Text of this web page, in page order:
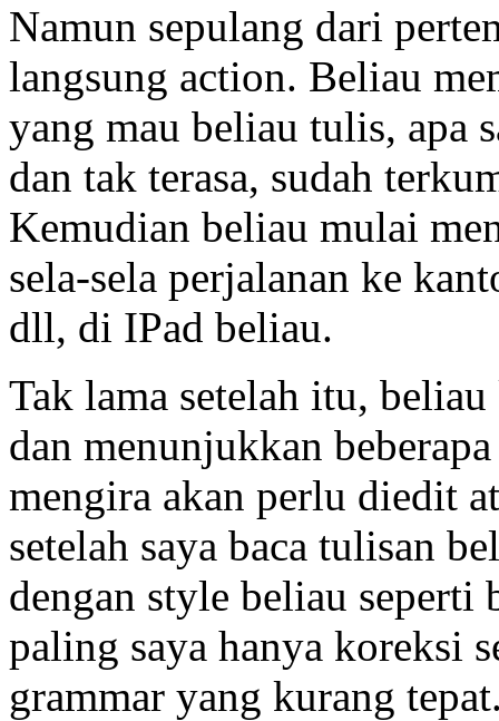
Namun sepulang dari
langsung action. Beliau
yang mau beliau tulis, apa
dan tak terasa, sudah
Kemudian beliau mulai
sela-sela perjalanan ke
dll, di IPad beliau.
Tak lama setelah itu,
dan menunjukkan
mengira akan perlu diedit
setelah saya baca tulisan
dengan style beliau
paling saya hanya koreksi
grammar yang kurang